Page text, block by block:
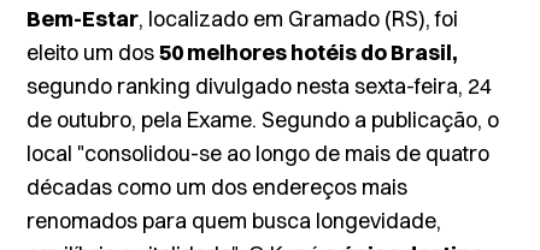
Bem-Estar, localizado em Gramado (RS), foi
eleito um dos50 melhores hotéis do Brasil,
segundo ranking divulgado nesta sexta-feira, 24
de outubro, pela Exame. Segundo a publicação, o
local "consolidou-se ao longo de mais de quatro
décadas como um dos endereços mais
renomados para quem busca longevidade,